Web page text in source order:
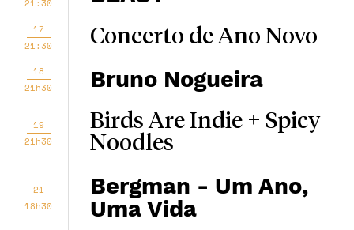
21:30
17
21:30
Concerto de Ano Novo
18
21h30
Bruno Nogueira
19
21h30
Birds Are Indie + Spicy
Noodles
21
18h30
Bergman - Um Ano,
Uma Vida